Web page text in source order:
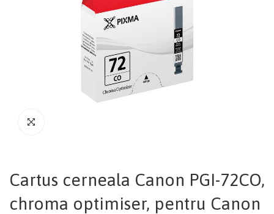
Cartus cerneala Canon PGI-72CO,
chroma optimiser, pentru Canon